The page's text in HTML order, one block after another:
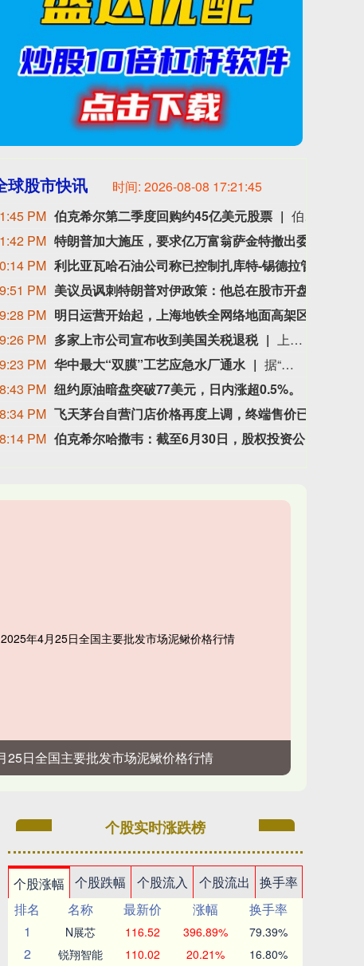
球股市快讯 时间: 2026-08-08 17:21:47
PM 伯克希尔第二季度回购约45亿美元股票
伯克希尔第二季度斥资约45亿美元回购自身股票，并在期内买入近200亿美元股票，显示首席执行官阿贝尔正将公司庞大的现金储备更多投入市场。 伯克希尔第一季度开始回购股票，为一年多来的首次。阿贝尔今年早些时候表示，公司重新启动回购，是因为管理层认为股票的“内在价值”高于其市场价格。 CFRA Research分析师Cathy Seifert表示：“投资者会受到回购举措的鼓舞。这也是Greg接掌公司并彰显其主导地位的一种方式。” 此次股票回购为股东带来了自2021年以来规模最大的季度资本回报。伯克希尔第二季度现金储备降至3655亿美元，低于前一季度的约3970亿美元。
PM
PM
PM
PM
PM 多家上市公司宣布收到美国关税退税
上市公司公告显示，自7月以来，多家公司宣布已经收到美国关税退税。根据美国最高法院今年2月裁定，《国际紧急经济权力法》不授权总统征收大规模关税。美国国际贸易法院随后下令海关办理相关退款。海关与边境保护局4月20日启动第一阶段退款工作，首批退款于5月11日前后发放。美国海关与边境保护局官员本月4日披露的信息显示，截至7月底，该部门已处理完毕约1000亿美元关税的退款流程并把相关信息提供给财政部用于付款。（中新社）
PM 华中最大“双膜”工艺应急水厂通水
据“三峡小微”公众号消息，8月8日，由三峡集团所属长江环保集团、武汉市水务集团等共同投资建设的华中地区规模最大的“双膜”工艺应急水厂——武汉梁子湖应急水厂并网通水，标志着武汉市江南区域正式构建起“一江一湖”双水源互为备援、灵活调度的供水新格局，为片区660万市民用水安全提供坚实保障。
PM 纽约原油暗盘突破77美元，日内涨超0.5%。
PM
PM
伯克希尔哈撒韦：截至6月30日，股权投资公允价值总额的66%集中在美国运通、苹果、美国银行、Alphabet及可口可乐这五家公司。
25日全国主要批发市场泥鳅价格行情
个股实时涨跌榜
个股涨幅 个股跌幅 个股流入 个股流出
换手率
排名
名称 最新价 涨幅
换手率
1
N展芯 116.52 396.89% 79.39%
2 锐翔智能 110.02 20.21% 16.80%